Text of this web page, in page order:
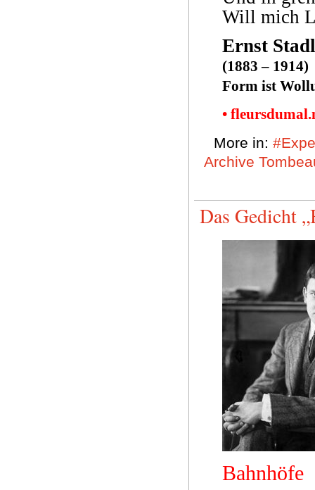
Will mich
Ernst
(1883 – 1914)
Form ist
•
More in:
Archive
Das Gedicht
Bahnhöfe